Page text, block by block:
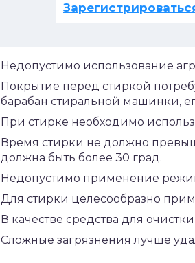
Недопустимо использование
Покрытие перед стиркой
барабан стиральной машинки,
При стирке необходимо
Время стирки не должно
должна быть более 30 град.
Недопустимо применение
Для стирки целесообразно
В качестве средства для
Сложные загрязнения лучше